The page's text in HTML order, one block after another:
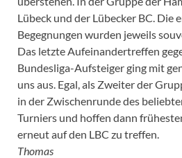
Lübeck und der Lübecker BC. Die
Begegnungen wurden jeweils
Das letzte Aufeinandertreffen
Bundesliga-Aufsteiger ging mit
uns aus. Egal, als Zweiter der
in der Zwischenrunde des
Turniers und hoffen dann
erneut auf den LBC zu treffen.
Thomas